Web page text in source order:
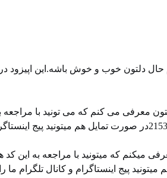
دلتون خوب و خوش باشه.این اپیزود
معرفی می کنم که می تونید با
میکنم که میتونید با مراجعه به این